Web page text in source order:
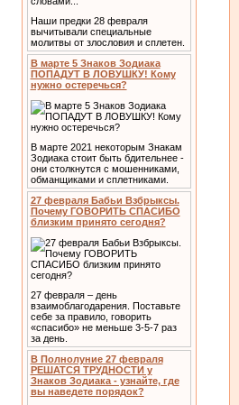
Наши предки 28 февраля
вычитывали специальные
молитвы от злословия и сплетен.
В марте 5 Знаков Зодиака
ПОПАДУТ В ЛОВУШКУ! Кому
нужно остеречься?
В марте 2021 некоторым Знакам
Зодиака стоит быть бдительнее -
они столкнутся с мошенниками,
обманщиками и сплетниками.
27 февраля Бабьи Взбрыксы.
Почему ГОВОРИТЬ СПАСИБО
близким принято сегодня?
27 февраля – день
взаимоблагодарения. Поставьте
себе за правило, говорить
«спасибо» не меньше 3-5-7 раз
за день.
В Полнолуние 27 февраля
РЕШАТСЯ ТРУДНОСТИ у
Знаков Зодиака - узнайте, где
вы наведете порядок?